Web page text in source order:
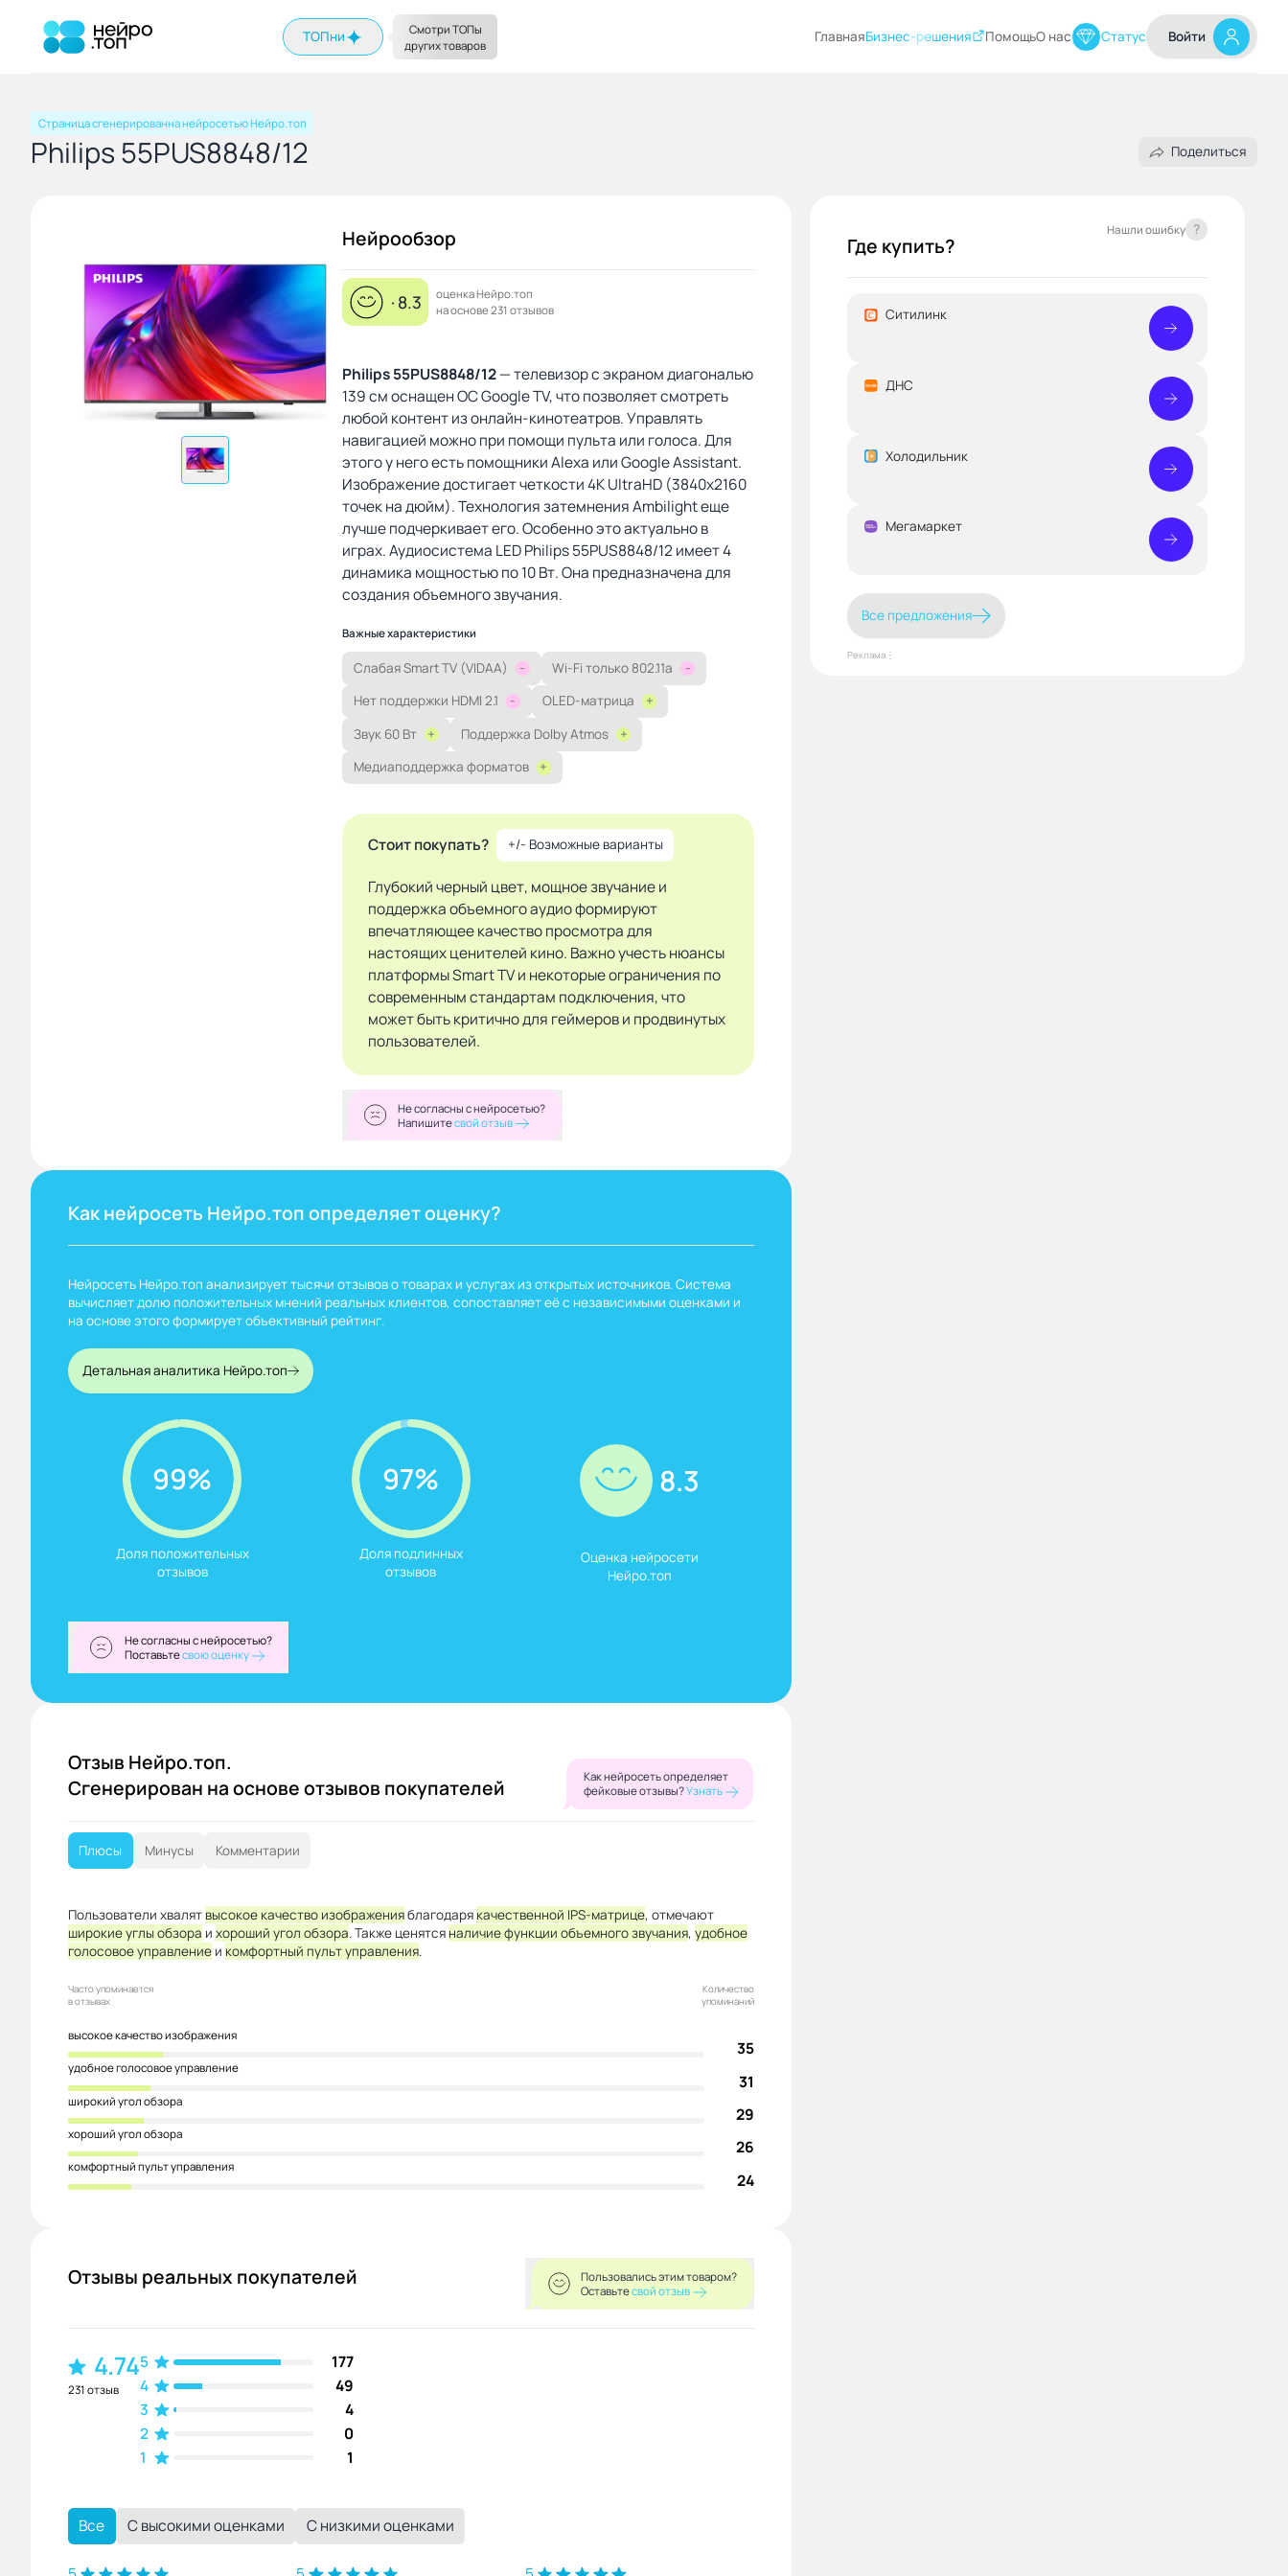
На главную ТОПни ГлавнаяБизнес-решения ПомощьО нас Статус Войти
Страница сгенерированна нейросетью Нейро.топ
Philips 55PUS8848/12 Поделиться
Нейрообзор
· 8.3
оценка Нейро.топ
на основе 231 отзывов
Philips 55PUS8848/12— телевизор с экраном диагональю
139 см оснащен ОС Google TV, что позволяет смотреть
любой контент из онлайн-кинотеатров. Управлять
навигацией можно при помощи пульта или голоса. Для
этого у него есть помощники Alexa или Google Assistant.
Изображение достигает четкости 4K UltraHD (3840x2160
точек на дюйм). Технология затемнения Ambilight еще
лучше подчеркивает его. Особенно это актуально в
играх. Аудиосистема LED Philips 55PUS8848/12 имеет 4
динамика мощностью по 10 Вт. Она предназначена для
создания объемного звучания.
Важные характеристики
Слабая Smart TV (VIDAA) - Wi-Fi только 802.11a
-
Нет поддержки HDMI 2.1
- OLED-матрица
+
Звук 60 Вт
+ Поддержка Dolby Atmos
+
Медиаподдержка форматов
+
Стоит покупать? +/- Возможные варианты
Глубокий черный цвет, мощное звучание и
поддержка объемного аудио формируют
впечатляющее качество просмотра для
настоящих ценителей кино. Важно учесть нюансы
платформы Smart TV и некоторые ограничения по
современным стандартам подключения, что
может быть критично для геймеров и продвинутых
пользователей.
Не согласны с нейросетью?
Напишитесвой отзыв
Как нейросеть Нейро.топ определяет оценку?
Нейросеть Нейро.топ анализирует тысячи отзывов о товарах и услугах из открытых источников. Система
вычисляет долю положительных мнений реальных клиентов, сопоставляет её с независимыми оценками и
на основе этого формирует объективный рейтинг.
Детальная аналитика Нейро.топ
99%
Доля положительных
отзывов
97%
Доля подлинных
отзывов
8.3
Оценка нейросети
Нейро.топ
Не согласны с нейросетью?
Поставьтесвою оценку
Отзыв Нейро.топ.
Сгенерирован на основе отзывов покупателей
Как нейросеть определяет
фейковые отзывы?Узнать
Плюсы Минусы Комментарии
Пользователи хвалят высокое качество изображенияблагодаря качественной IPS-матрице, отмечают
широкие углы обзора и хороший угол обзора. Также ценятся наличие функции объемного звучания, удобное
голосовое управлениеи комфортный пульт управления.
Часто упоминается
в отзывах
Количество
упоминаний
высокое качество изображения
35
удобное голосовое управление
31
широкий угол обзора
29
хороший угол обзора
26
комфортный пульт управления
24
Отзывы реальных покупателей
Пользовались этим товаром?
Оставьтесвой отзыв
4.74
231 отзыв
5
177
4
49
3
4
2
0
1
1
Все С высокими оценками С низкими оценками
Где купить?
Нашли ошибку ?
Ситилинк
ДНС
Холодильник
Мегамаркет
Все предложения
Реклама⋮
Смотри ТОПы
других товаров